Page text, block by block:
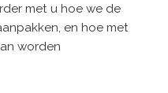
met u hoe we de
en hoe met
worden